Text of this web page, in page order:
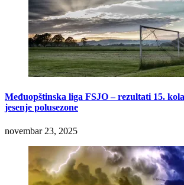
Međuopštinska liga FSJO – rezultati 15.
jesenje polusezone
novembar 23, 2025